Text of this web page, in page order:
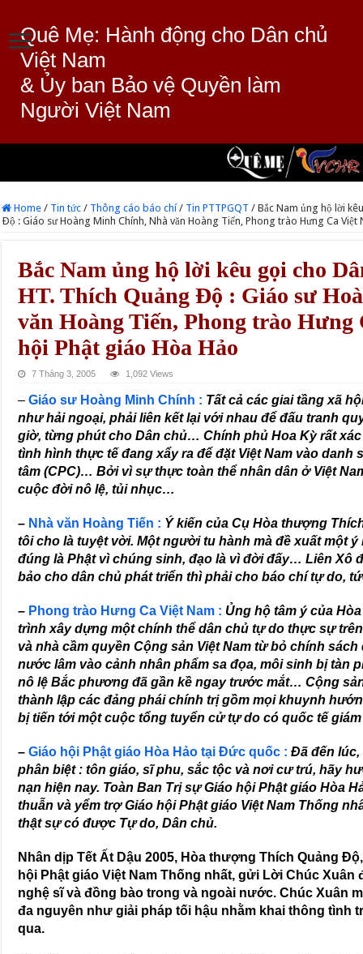
Quê Mẹ: Hành động cho Dân chủ
Việt Nam
& Ủy ban Bảo vệ Quyền làm
Người Việt Nam
Home / Tin tức / Thông cáo báo chí / Tin PTTPGQT / Bắc Nam ủng hộ lời
Ðộ : Giáo sư Hoàng Minh Chính, Nhà văn Hoàng Tiến, Phong trào Hưng Ca Việt
Bắc Nam ủng hộ lời kêu gọi cho
HT. Thích Quảng Ðộ : Giáo sư
văn Hoàng Tiến, Phong trào Hưng
hội Phật giáo Hòa Hảo
7 Tháng 3, 2005 1,092 Views
–Giáo sư Hoàng Minh Chính : Tất cả các giai tầng xã
như hải ngoại, phải liên kết lại với nhau để đấu tranh
giờ, từng phút cho Dân chủ… Chính phủ Hoa Kỳ rất
tình hình thực tế đang xẩy ra để đặt Việt Nam vào danh
tâm (CPC)… Bởi vì sự thực toàn thể nhân dân ở Việt
cuộc đời nô lệ, tủi nhục…
– Nhà văn Hoàng Tiến : Ý kiến của Cụ Hòa thượng
tôi cho là tuyệt vời. Một người tu hành mà đề xuất một
đúng là Phật vì chúng sinh, đạo là vì đời đấy… Liên Xô
bảo cho dân chủ phát triển thì phải cho báo chí tự do,
– Phong trào Hưng Ca Việt Nam : Ủng hộ tâm ý của
trình xây dựng một chính thể dân chủ tự do thực sự
và nhà cầm quyền Cộng sản Việt Nam từ bỏ chính
nước lâm vào cảnh nhân phẩm sa đọa, môi sinh bị tàn
nô lệ Bắc phương đã gần kề ngay trước mắt… Cộng
thành lập các đảng phái chính trị gồm mọi khuynh
bị tiến tới một cuộc tổng tuyển cử tự do có quốc tế
–Giáo hội Phật giáo Hòa Hảo tại Ðức quốc : Ðã đến
phân biệt : tôn giáo, sĩ phu, sắc tộc và nơi cư trú, hãy
nạn hiện nay. Toàn Ban Trị sự Giáo hội Phật giáo Hòa
thuẫn và yểm trợ Giáo hội Phật giáo Việt Nam Thống
thật sự có được Tự do, Dân chủ.
Nhân dịp Tết Ất Dậu 2005, Hòa thượng Thích Quảng
hội Phật giáo Việt Nam Thống nhất, gửi Lời Chúc
nghệ sĩ và đồng bào trong và ngoài nước. Chúc Xuân
đa nguyên như giải pháp tối hậu nhằm khai thông tình
qua.